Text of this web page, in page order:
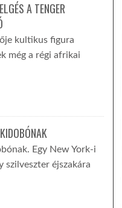
A TENGER
kultikus figura
még a régi afrikai
Egy New York-i
éjszakára